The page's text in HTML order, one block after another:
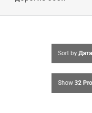
Sort by Дата
Show 32